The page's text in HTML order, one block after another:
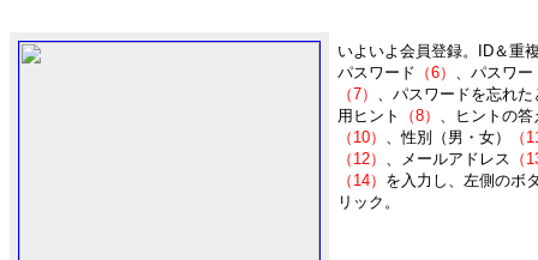
いよいよ会員登録。ID＆重
パスワード （6） 、パスワー
（7） 、パスワードを忘れ
用ヒント
（8） 、ヒントの答
（10） 、性別（男・女）
（
（12） 、メールアドレス （
（14） を入力し、左側のボ
リック。